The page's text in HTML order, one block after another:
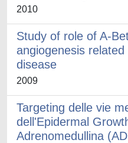
2010
Study of role of A-
angiogenesis
disease
2009
Targeting delle vie
dell'Epidermal
Adrenomedullina